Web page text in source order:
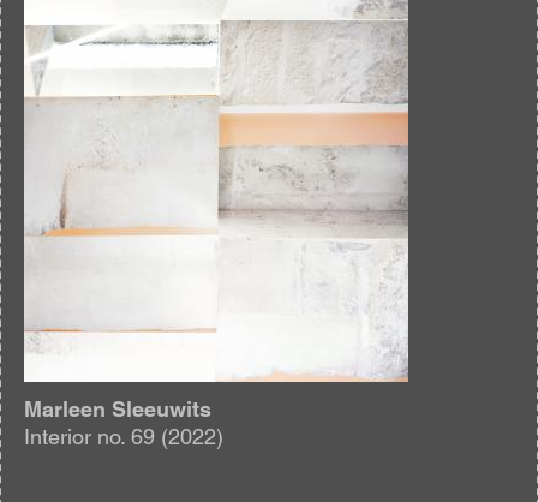
Marleen Sleeuwits
Interior no. 69 (2022)